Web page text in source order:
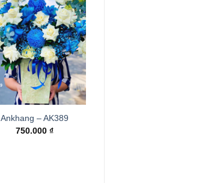
Ankhang – AK389
750.000 ₫